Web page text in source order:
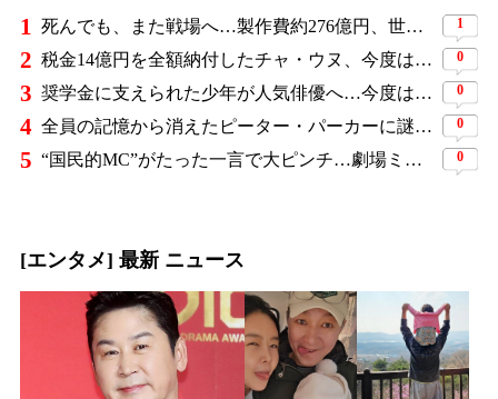
1 死んでも、また戦場へ…製作費約276億円、世界興収584億円のSF大作『オール・ユー・ニード・イズ・キル』がついに配信 1
2 税金14億円を全額納付したチャ・ウヌ、今度は軍服姿で登場…鍛え上げた上半身に驚きの声 0
3 奨学金に支えられた少年が人気俳優へ…今度は子どもたちに総額5,000万円を寄付 0
4 全員の記憶から消えたピーター・パーカーに謎の敵と制御不能の新能力…『スパイダーマン：ブランド・ニュー・デイ』に期待爆発 0
5 “国民的MC”がたった一言で大ピンチ…劇場ミュージカルを巡る発言に批判続出、ついに長文で謝罪 0
[エンタメ] 最新 ニュース